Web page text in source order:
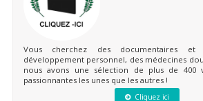
Vous cherchez des documentaires
développement personnel, des médecines
nous avons une sélection de plus de 400
passionnantes les unes que les autres !
Cliquez ici